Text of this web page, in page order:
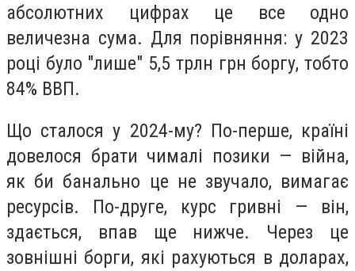
абсолютних цифрах це все одно
величезна сума. Для порівняння: у 2023
році було "лише" 5,5 трлн грн боргу, тобто
84% ВВП.
Що сталося у 2024-му? По-перше, країні
довелося брати чималі позики — війна,
як би банально це не звучало, вимагає
ресурсів. По-друге, курс гривні — він,
здається, впав ще нижче. Через це
зовнішні борги, які рахуються в доларах,